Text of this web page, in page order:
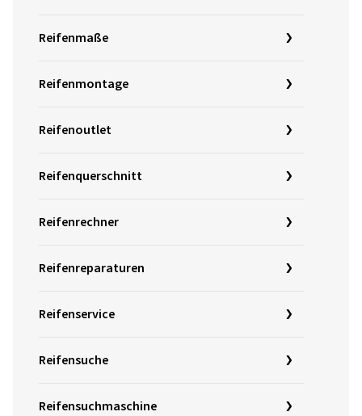
Reifenmaße
Reifenmontage
Reifenoutlet
Reifenquerschnitt
Reifenrechner
Reifenreparaturen
Reifenservice
Reifensuche
Reifensuchmaschine